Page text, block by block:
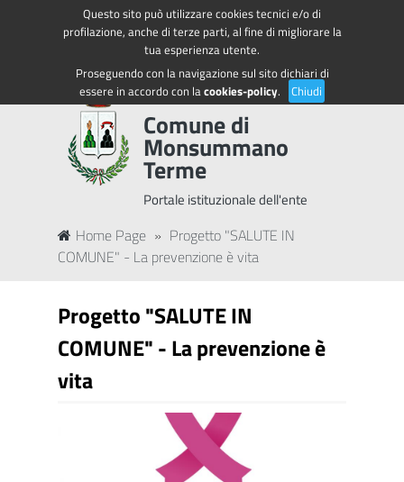
Questo sito può utilizzare cookies tecnici e/o di
profilazione, anche di terze parti, al fine di migliorare la
tua esperienza utente.
Proseguendo con la navigazione sul sito dichiari di
essere in accordo con lacookies-policy. Chiudi
Regione Toscana Accedi ai servizi
Comune di
Monsummano
Terme
Portale istituzionale dell'ente
Home Page » Progetto "SALUTE IN
COMUNE" - La prevenzione è vita
Progetto "SALUTE IN
COMUNE" - La prevenzione è
vita